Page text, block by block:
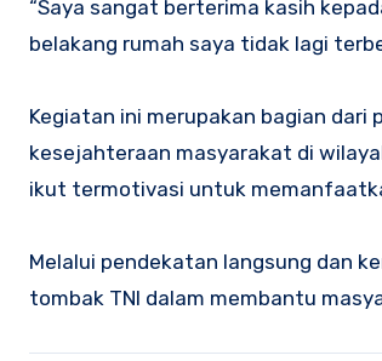
“Saya sangat berterima kasih
belakang rumah saya tidak lagi
Kegiatan ini merupakan bagian
kesejahteraan masyarakat di
ikut termotivasi untuk
Melalui pendekatan langsung dan
tombak TNI dalam membantu